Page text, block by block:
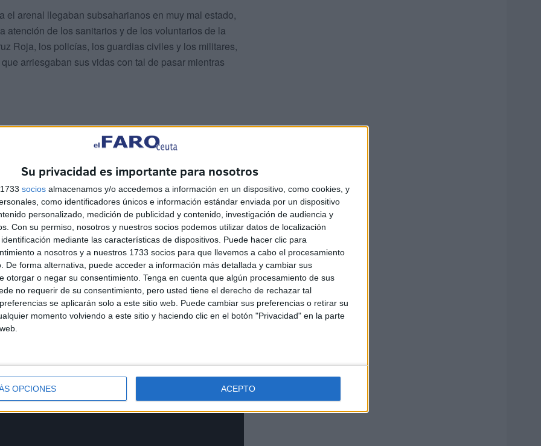
Su privacidad es importante para nosotros
socios almacenamos y/o accedemos a información en un dispositivo, como cookies, y
como identificadores únicos e información estándar enviada por un dispositivo
personalizado, medición de publicidad y contenido, investigación de audiencia y
Con su permiso, nosotros y nuestros socios podemos utilizar datos de localización
mediante las características de dispositivos. Puede hacer clic para
a nosotros y a nuestros 1733 socios para que llevemos a cabo el procesamiento
De forma alternativa, puede acceder a información más detallada y cambiar sus
otorgar o negar su consentimiento. Tenga en cuenta que algún procesamiento de sus
no requerir de su consentimiento, pero usted tiene el derecho de rechazar tal
se aplicarán solo a este sitio web. Puede cambiar sus preferencias o retirar su
momento volviendo a este sitio y haciendo clic en el botón "Privacidad" en la parte
OPCIONES ACEPTO
arenal llegaban subsaharianos en muy mal estado,
atención de los sanitarios y de los voluntarios de la
Roja, los policías, los guardias civiles y los militares,
arriesgaban sus vidas con tal de pasar mientras
mujeres marroquíes derrotadas, sin fuerzas después
miles de personas pretendiendo hacer lo mismo.
de situaciones nunca antes vistas, han sido testigos
las entradas han tenido lugar devoluciones